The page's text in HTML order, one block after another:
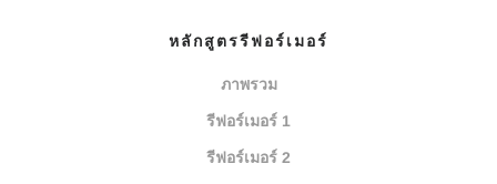
หลักสูตรรีฟอร์เมอร์
ภาพรวม
รีฟอร์เมอร์ 1
รีฟอร์เมอร์ 2